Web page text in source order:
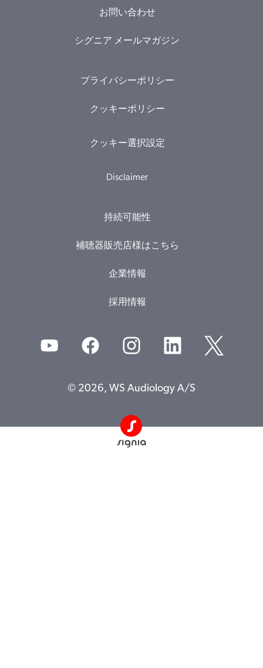
お問い合わせ
シグニア メールマガジン
プライバシーポリシー
クッキーポリシー
クッキー選択設定
Disclaimer
持続可能性
補聴器販売店様はこちら
企業情報
採用情報
© 2026, WS Audiology A/S